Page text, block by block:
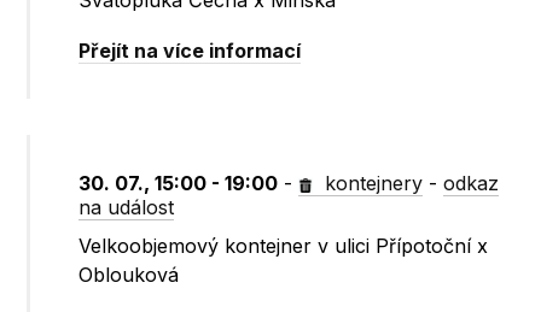
Přejít na více informací
30. 07., 15:00 - 19:00 - kontejnery -odkaz
na událost
Velkoobjemový kontejner v ulici Přípotoční x
Oblouková